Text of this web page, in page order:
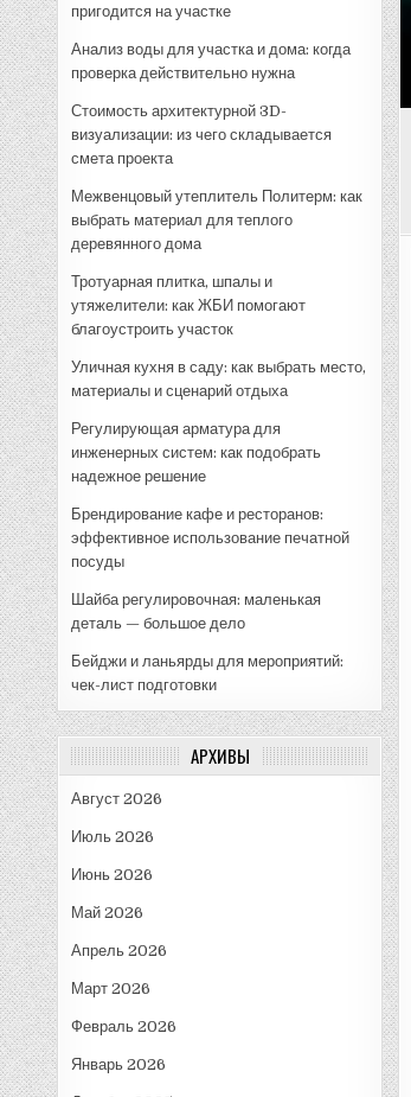
пригодится на участке
Анализ воды для участка и дома: когда
проверка действительно нужна
Стоимость архитектурной 3D-
визуализации: из чего складывается
смета проекта
Межвенцовый утеплитель Политерм: как
выбрать материал для теплого
деревянного дома
Тротуарная плитка, шпалы и
утяжелители: как ЖБИ помогают
благоустроить участок
Уличная кухня в саду: как выбрать место,
материалы и сценарий отдыха
Регулирующая арматура для
инженерных систем: как подобрать
надежное решение
Брендирование кафе и ресторанов:
эффективное использование печатной
посуды
Шайба регулировочная: маленькая
деталь — большое дело
Бейджи и ланьярды для мероприятий:
чек-лист подготовки
АРХИВЫ
Август 2026
Июль 2026
Июнь 2026
Май 2026
Апрель 2026
Март 2026
Февраль 2026
Январь 2026